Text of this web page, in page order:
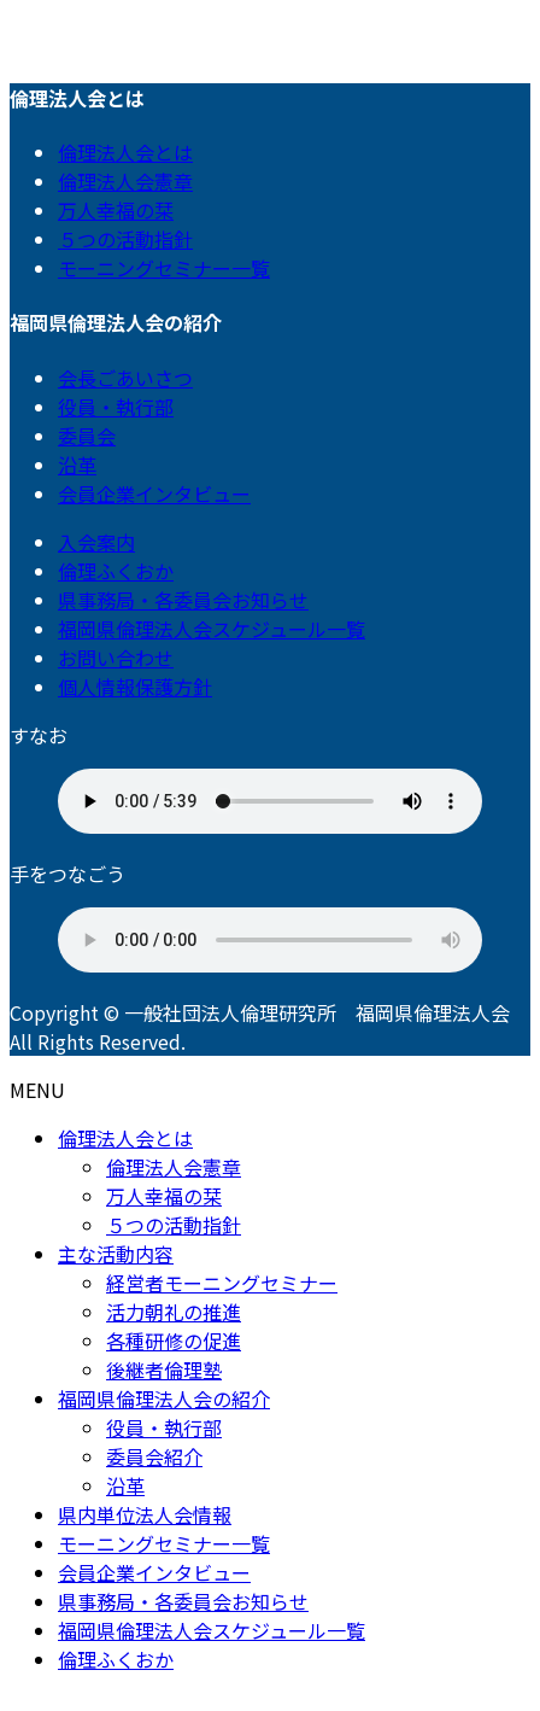
倫理法人会とは
倫理法人会とは
倫理法人会憲章
万人幸福の栞
５つの活動指針
モーニングセミナー一覧
福岡県倫理法人会の紹介
会長ごあいさつ
役員・執行部
委員会
沿革
会員企業インタビュー
入会案内
倫理ふくおか
県事務局・各委員会お知らせ
福岡県倫理法人会スケジュール一覧
お問い合わせ
個人情報保護方針
すなお
手をつなごう
Copyright © 一般社団法人倫理研究所 福岡県倫理法人会
All Rights Reserved.
MENU
倫理法人会とは
倫理法人会憲章
万人幸福の栞
５つの活動指針
主な活動内容
経営者モーニングセミナー
活力朝礼の推進
各種研修の促進
後継者倫理塾
福岡県倫理法人会の紹介
役員・執行部
委員会紹介
沿革
県内単位法人会情報
モーニングセミナー一覧
会員企業インタビュー
県事務局・各委員会お知らせ
福岡県倫理法人会スケジュール一覧
倫理ふくおか